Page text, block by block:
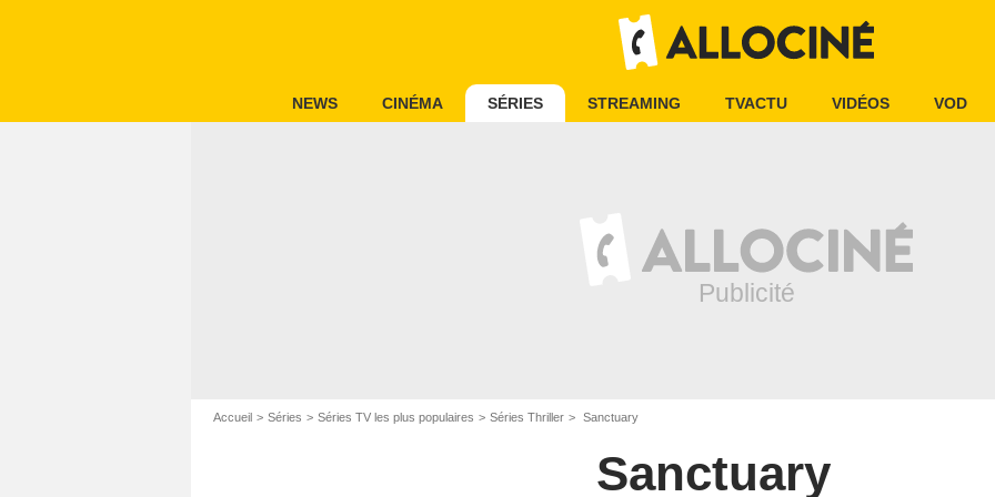
NEWS CINÉMA SÉRIES STREAMING TVACTU VIDÉOS VOD
Accueil Séries Séries TV les plus populaires Séries Thriller Sanctuary
Sanctuary